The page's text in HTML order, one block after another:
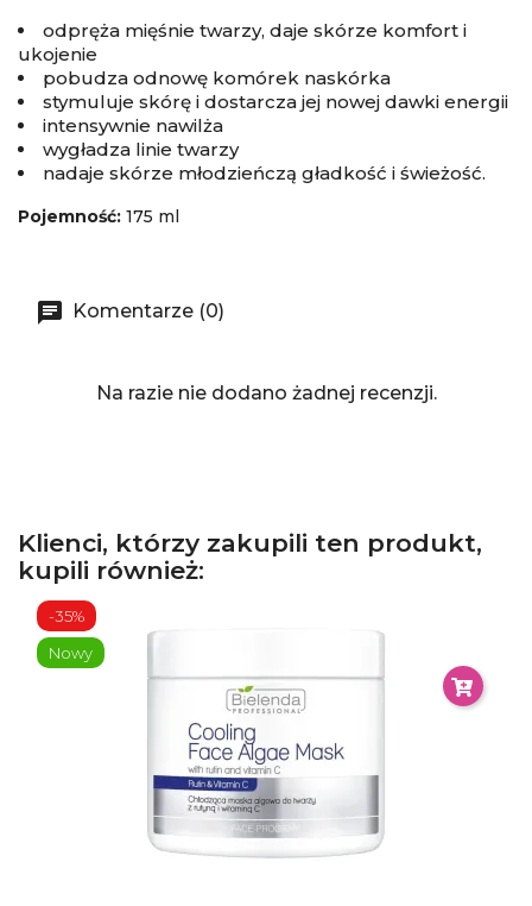
odpręża mięśnie twarzy, daje skórze komfort i
ukojenie
pobudza odnowę komórek naskórka
stymuluje skórę i dostarcza jej nowej dawki energii
intensywnie nawilża
wygładza linie twarzy
nadaje skórze młodzieńczą gładkość i świeżość.
Pojemność: 175 ml
Komentarze (0)
Na razie nie dodano żadnej recenzji.
Klienci, którzy zakupili ten produkt,
kupili również:
-35%
Nowy